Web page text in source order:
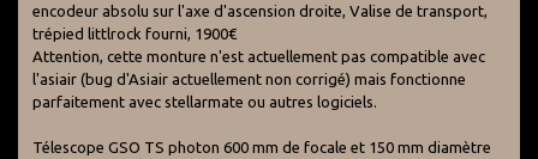
encodeur absolu sur l'axe d'ascension droite, Valise de transport,
trépied littlrock fourni, 1900€
Attention, cette monture n'est actuellement pas compatible avec
l'asiair (bug d'Asiair actuellement non corrigé) mais fonctionne
parfaitement avec stellarmate ou autres logiciels.
Télescope GSO TS photon 600 mm de focale et 150 mm diamètre